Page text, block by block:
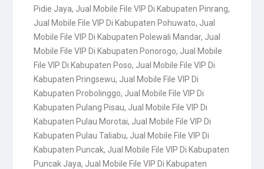
Pidie Jaya, Jual Mobile File VIP Di Kabupaten Pinrang,
Jual Mobile File VIP Di Kabupaten Pohuwato, Jual
Mobile File VIP Di Kabupaten Polewali Mandar, Jual
Mobile File VIP Di Kabupaten Ponorogo, Jual Mobile
File VIP Di Kabupaten Poso, Jual Mobile File VIP Di
Kabupaten Pringsewu, Jual Mobile File VIP Di
Kabupaten Probolinggo, Jual Mobile File VIP Di
Kabupaten Pulang Pisau, Jual Mobile File VIP Di
Kabupaten Pulau Morotai, Jual Mobile File VIP Di
Kabupaten Pulau Taliabu, Jual Mobile File VIP Di
Kabupaten Puncak, Jual Mobile File VIP Di Kabupaten
Puncak Jaya, Jual Mobile File VIP Di Kabupaten